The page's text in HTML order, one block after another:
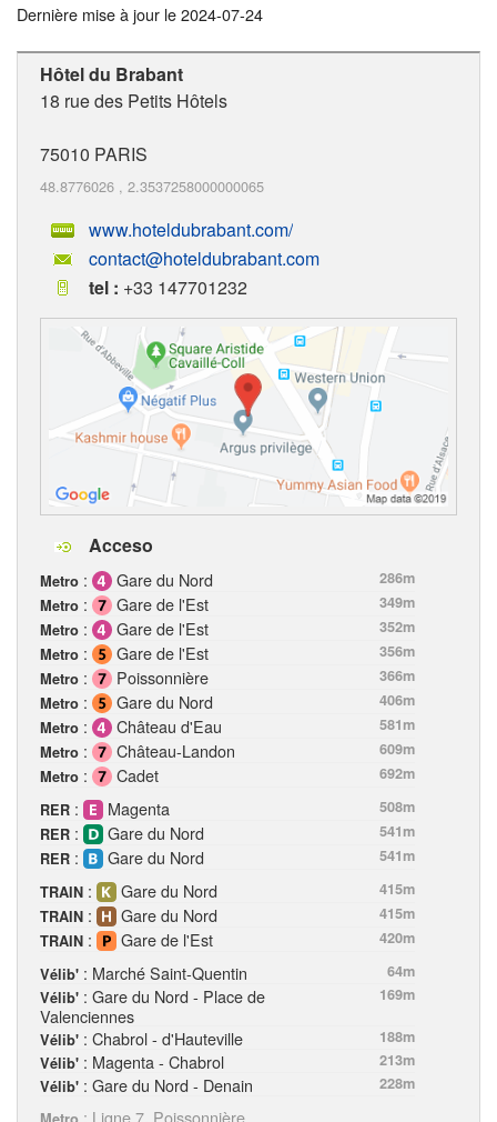
Dernière mise à jour le2024-07-24
Hôtel du Brabant
18 rue des Petits Hôtels
75010 PARIS
48.8776026 , 2.3537258000000065
www.hoteldubrabant.com/
contact@hoteldubrabant.com
tel : +33 147701232
Acceso
Metro : Gare du Nord
286m
Metro : Gare de l'Est
349m
Metro : Gare de l'Est
352m
Metro : Gare de l'Est
356m
Metro : Poissonnière
366m
Metro : Gare du Nord
406m
Metro : Château d'Eau
581m
Metro : Château-Landon
609m
Metro : Cadet
692m
RER : Magenta
508m
RER : Gare du Nord
541m
RER : Gare du Nord
541m
TRAIN : Gare du Nord
415m
TRAIN : Gare du Nord
415m
TRAIN : Gare de l'Est
420m
Vélib' : Marché Saint-Quentin
64m
Vélib' : Gare du Nord - Place de
Valenciennes
169m
Vélib' : Chabrol - d'Hauteville
188m
Vélib' : Magenta - Chabrol
213m
Vélib' : Gare du Nord - Denain
228m
: Ligne 7, Poissonnière